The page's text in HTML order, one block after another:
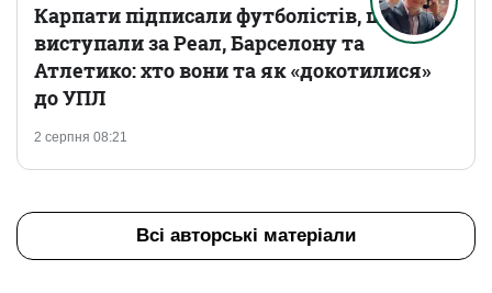
2 серпня 08:21
Карпати підписали футболістів, що
виступали за Реал, Барселону та
Атлетико: хто вони та як «докотилися»
до УПЛ
Всі авторські матеріали